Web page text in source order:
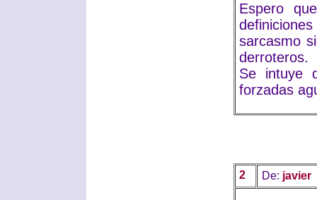
Espero
sarcasmo
derroteros.
Se intuye
forzadas
2 De: javier